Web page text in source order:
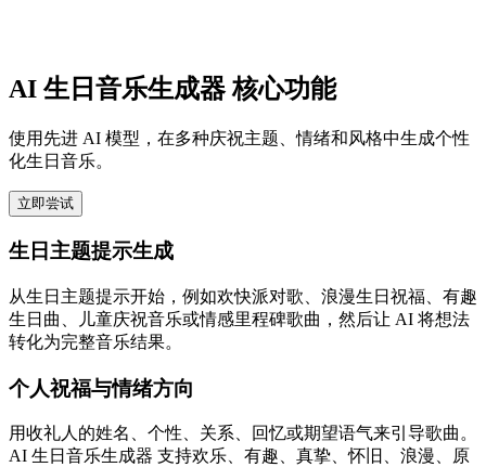
AI 生日音乐生成器 核心功能
使用先进 AI 模型，在多种庆祝主题、情绪和风格中生成个性
化生日音乐。
立即尝试
生日主题提示生成
从生日主题提示开始，例如欢快派对歌、浪漫生日祝福、有趣
生日曲、儿童庆祝音乐或情感里程碑歌曲，然后让 AI 将想法
转化为完整音乐结果。
个人祝福与情绪方向
用收礼人的姓名、个性、关系、回忆或期望语气来引导歌曲。
AI 生日音乐生成器 支持欢乐、有趣、真挚、怀旧、浪漫、原